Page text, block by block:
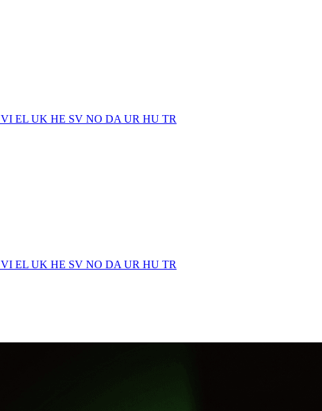
VI EL UK HE SV NO DA UR HU TR
VI EL UK HE SV NO DA UR HU TR